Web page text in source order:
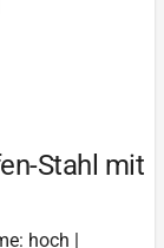
Stahl mit
hoch |